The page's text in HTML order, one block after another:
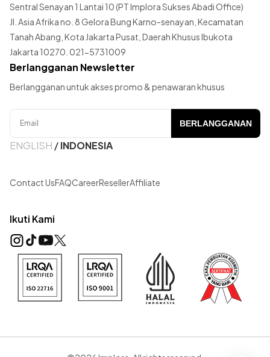
Sentral Senayan 1 Lantai 10 (PT Implora Sukses Abadi Office)
Jl. Asia Afrika no. 8 Gelora Bung Karno-senayan, Kecamatan
Tanah Abang, Kota Jakarta Pusat, Daerah Khusus Ibukota
Jakarta 10270. 021-5731009
Berlangganan Newsletter
Berlangganan untuk akses promo & penawaran khusus
BERLANGGANAN
ENGLISH /INDONESIA
Contact UsFAQCareerResellerAffiliate
Ikuti Kami